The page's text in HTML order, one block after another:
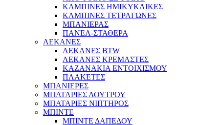
ΚΑΜΠΙΝΕΣ ΗΜΙΚΥΚΛΙΚΕΣ
ΚΑΜΠΙΝΕΣ ΤΕΤΡΑΓΩΝΕΣ
ΜΠΑΝΙΕΡΑΣ
ΠΑΝΕΛ-ΣΤΑΘΕΡΑ
ΛΕΚΑΝΕΣ
ΛΕΚΑΝΕΣ BTW
ΛΕΚΑΝΕΣ ΚΡΕΜΑΣΤΕΣ
ΚΑΖΑΝΑΚΙΑ ΕΝΤΟΙΧΙΣΜΟΥ
ΠΛΑΚΕΤΕΣ
ΜΠΑΝΙΕΡΕΣ
ΜΠΑΤΑΡΙΕΣ ΛΟΥΤΡΟΥ
ΜΠΑΤΑΡΙΕΣ ΝΙΠΤΗΡΟΣ
ΜΠΙΝΤΕ
ΜΠΙΝΤΕ ΔΑΠΕΔΟΥ